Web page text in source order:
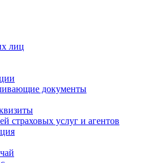
лиц
документы
страховых услуг и агентов